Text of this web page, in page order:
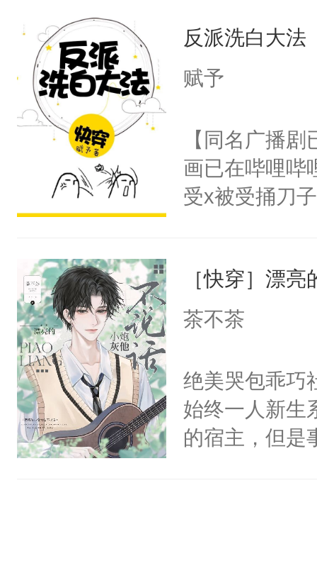
小白莲：“嘤
胡说，我没碰
不愧是大佬
悉，嗷？这不
可以先看仙帝
人，最终坐上
用见人，因为
言神龙见首不
名蛇蛇，跟
不知道，那小
头，魔尊墨宴
宴：柳折枝你
们竟然欺负
宴：要不你
来……“蛇蛇，
堂魔尊……行
位，当日就抢
神偏执：不许
反派洗白大法
赋予
【同名广播
画已在哔哩哔
受x被受捅刀
病，一个个
上了还是无动
间变脸背叛他
的恶事他都对
一个权力滔天
右男主又报复
［快穿］漂
茶不茶
绝美哭包乖巧
始终一人新生
的宿主，但